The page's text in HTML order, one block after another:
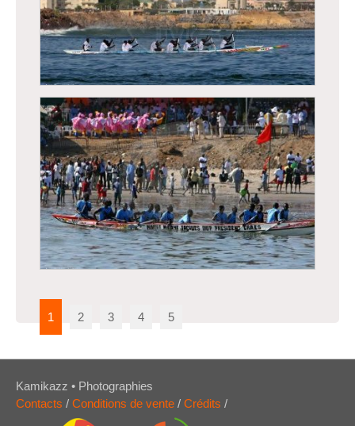
Régates de Dakar, course traditionnelle de
pirogues
Régates de Dakar, course traditionnelle de
pirogues
1 2 3 4 5
Kamikazz • Photographies
Contacts / Conditions de vente / Crédits /